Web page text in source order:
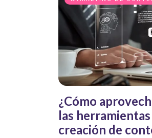
¿Cómo
las
creación de